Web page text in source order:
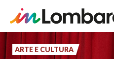
Salta
al
ARTE E CULTURA